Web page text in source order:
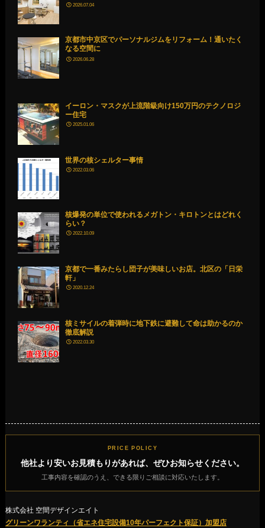
2026.07.04
京都市中京区でパーソナルジムをリフォーム！通いたく
なる空間に
2026.06.28
イーロン・マスクが上流階級向け150万円のテクノロジ
ー住宅
2025.01.06
世界の核シェルター事情
2022.03.06
核爆発の単位で使われるメガトン・キロトンとはどれく
らい？
2022.10.09
京都で一番みたらし団子が美味しいお店。北区の「日栄
軒」
2020.12.24
核ミサイルの着弾時に地下鉄に避難して命は助かるのか
徹底解説
2022.03.30
PRICE POLICY
他社より安いお見積もりがあれば、ぜひお知らせください。
工事内容を確認のうえ、できる限りご相談に対応いたします。
株式会社 空間デザインエイト
グリーンワランティ（省エネ住宅設備10年パーフェクト保証）加盟店